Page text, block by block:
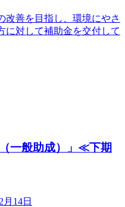
改善を目指し、環境にやさ
に対して補助金を交付して
一般助成）」≪下期
月14日